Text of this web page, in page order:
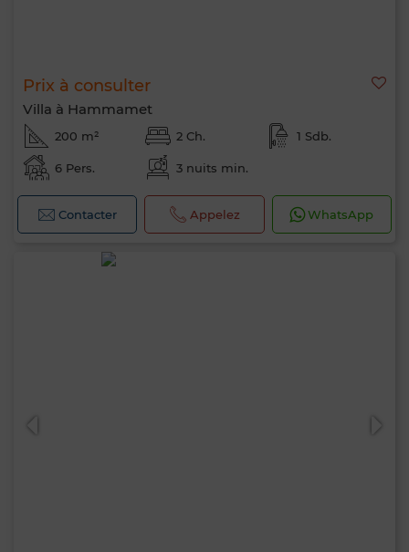
Prix à consulter
Villa à Hammamet
200 m² 2 Ch. 1 Sdb.
6 Pers. 3 nuits min.
Contacter Appelez WhatsApp